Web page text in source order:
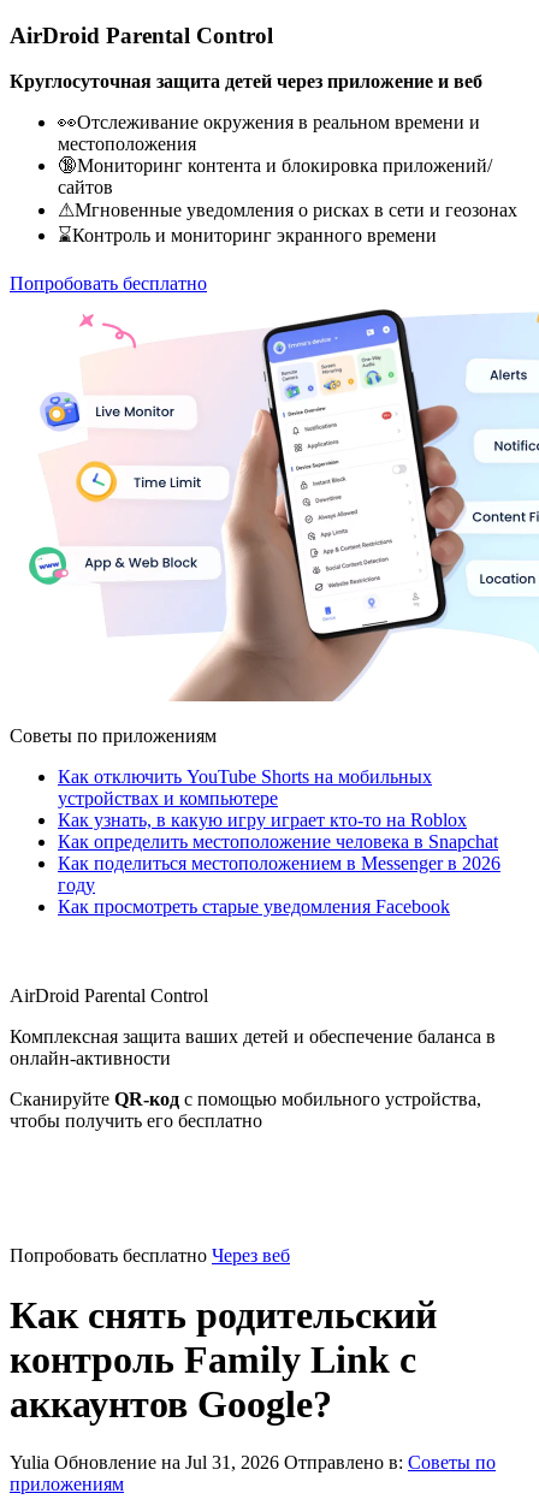
AirDroid Parental Control
Круглосуточная защита детей через приложение и веб
👀Отслеживание окружения в реальном времени и
местоположения
🔞Мониторинг контента и блокировка приложений/
сайтов
⚠Мгновенные уведомления о рисках в сети и геозонах
⌛Контроль и мониторинг экранного времени
Попробовать бесплатно
Советы по приложениям
Как отключить YouTube Shorts на мобильных
устройствах и компьютере
Как узнать, в какую игру играет кто-то на Roblox
Как определить местоположение человека в Snapchat
Как поделиться местоположением в Messenger в 2026
году
Как просмотреть старые уведомления Facebook
AirDroid Parental Control
Комплексная защита ваших детей и обеспечение баланса в
онлайн-активности
Сканируйте QR-код с помощью мобильного устройства,
чтобы получить его бесплатно
Попробовать бесплатно Через веб
Как снять родительский
контроль Family Link с
аккаунтов Google?
Yulia Обновление на Jul 31, 2026 Отправлено в: Советы по
приложениям